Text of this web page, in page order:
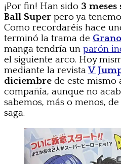
¡Por fin! Han sido 3
Ball Super pero ya
Como recordaréis hace
terminó la trama de
manga tendría un parón
el siguiente arco. Hoy
mediante la revistaV
diciembre de este mismo
compañía, aunque no
sabemos, más o menos,
saga.